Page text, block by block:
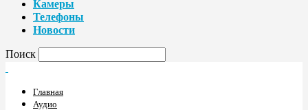
Камеры
Телефоны
Новости
Поиск
Главная
Аудио